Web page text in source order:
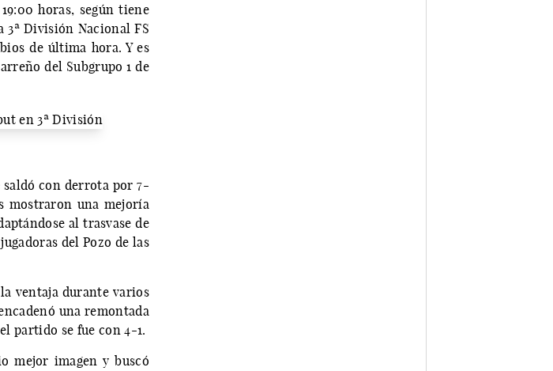
horas, según tiene
3ª División Nacional FS
de última hora. Y es
del Subgrupo 1 de
saldó con derrota por 7-
mostraron una mejoría
al trasvase de
del Pozo de las
ventaja durante varios
una remontada
partido se fue con 4-1.
mejor imagen y buscó